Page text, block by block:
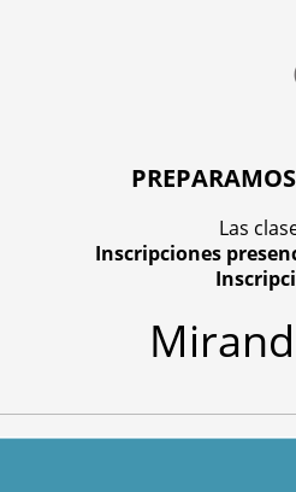
Las
Inscripciones